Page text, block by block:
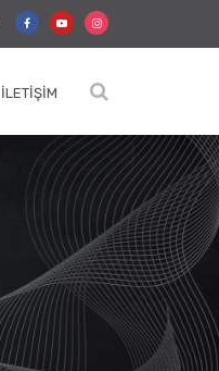
İLETIŞIM